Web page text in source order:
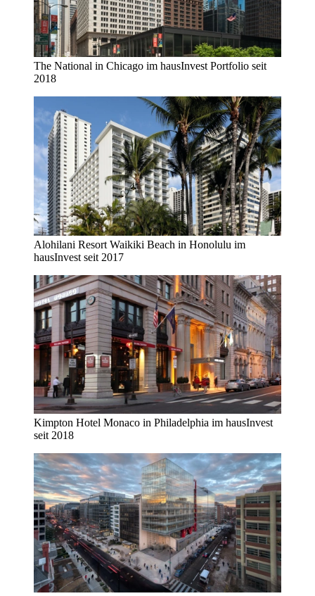
The National in Chicago im hausInvest Portfolio seit
2018
Alohilani Resort Waikiki Beach in Honolulu im
hausInvest seit 2017
Kimpton Hotel Monaco in Philadelphia im hausInvest
seit 2018